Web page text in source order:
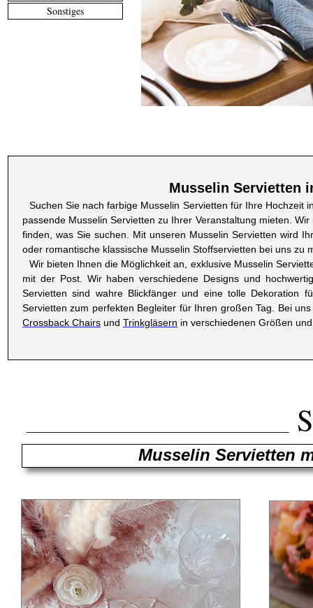
Sonstiges
Musselin Servietten
Suchen Sie nach farbige Musselin Servietten für Ihre Hochzeit
passende Musselin Servietten zu Ihrer Veranstaltung mieten.
finden, was Sie suchen. Mit unseren Musselin Servietten wird
oder romantische klassische Musselin Stoffservietten bei uns
Wir bieten Ihnen die Möglichkeit an, exklusive Musselin
mit der Post. Wir haben verschiedene Designs und
Servietten sind wahre Blickfänger und eine tolle Dekoration
Servietten zum perfekten Begleiter für Ihren großen Tag. Bei
Crossback Chairs und Trinkgläsern in verschiedenen Größen
Musselin Servietten